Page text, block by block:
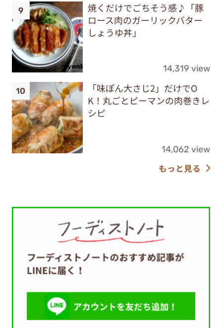
焼くだけでごちそう感♪「豚
ロース肉のガーリックバター
しょうゆ丼」
14,319 view
「味ぽん大さじ2」だけでO
K！丸ごとピーマンの肉巻きレ
シピ
14,062 view
もっと見る